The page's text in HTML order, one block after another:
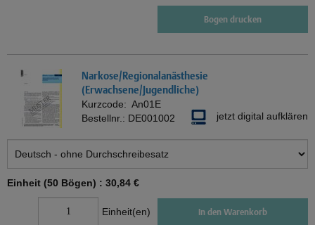
Bogen drucken
Narkose/Regionalanästhesie
(Erwachsene/Jugendliche)
Kurzcode: An01E
Bestellnr.: DE001002 jetzt digital aufklären
Einheit (50 Bögen) : 30,84 €
Einheit(en) In den Warenkorb